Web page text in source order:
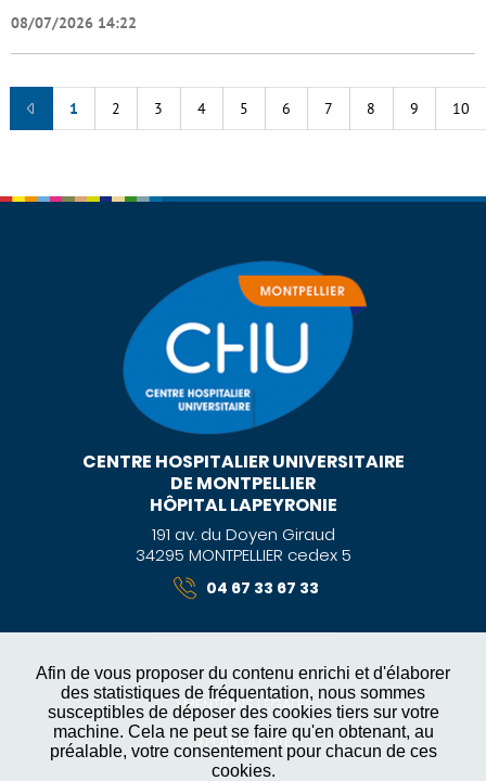
Afin de vous proposer du contenu enrichi et d'élaborer
des statistiques de fréquentation, nous sommes
susceptibles de déposer des cookies tiers sur votre
machine. Cela ne peut se faire qu'en obtenant, au
préalable, votre consentement pour chacun de ces
cookies.
08/07/2026 14:22
1 2 3 4 5 6 7 8 9 10
CENTRE HOSPITALIER UNIVERSITAIRE
DE MONTPELLIER
HÔPITAL LAPEYRONIE
191 av. du Doyen Giraud
34295 MONTPELLIER cedex 5
04 67 33 67 33
MENTIONS LÉGALES
PLAN DU SITE